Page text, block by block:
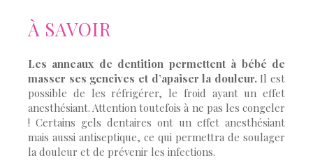
À SAVOIR
Les anneaux de dentition permettent à bébé de
masser ses gencives et d’apaiser la douleur.Il est
possible de les réfrigérer, le froid ayant un effet
anesthésiant. Attention toutefois à ne pas les congeler
! Certains gels dentaires ont un effet anesthésiant
mais aussi antiseptique, ce qui permettra de soulager
la douleur et de prévenir les infections.